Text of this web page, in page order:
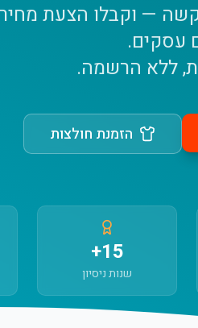
— וקבלו הצעת
עסקים.
ללא הרשמה.
הזמנת חולצות
15+
שנות ניסיון